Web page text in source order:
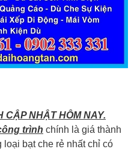
CẬP NHẬT HÔM NAY.
trình chính là giá thành
loại bạt che rẻ nhất chỉ có